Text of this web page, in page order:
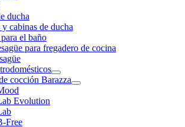
ducha
y cabinas de ducha
el baño
para fregadero de cocina
cocción Barazza
Evolution
Free